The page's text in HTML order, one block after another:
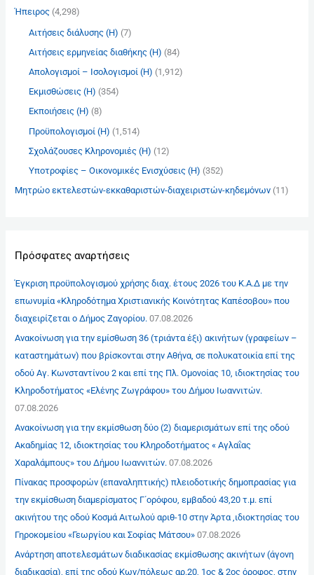
Ήπειρος(4,298)
Αιτήσεις διάλυσης (Η) (7)
Αιτήσεις ερμηνείας διαθήκης (Η) (84)
Απολογισμοί – Ισολογισμοί (Η) (1,912)
Εκμισθώσεις (Η) (354)
Εκποιήσεις (Η) (8)
Προϋπολογισμοί (Η) (1,514)
Σχολάζουσες Κληρονομιές (Η) (12)
Υποτροφίες – Οικονομικές Ενισχύσεις (Η) (352)
Μητρώο εκτελεστών-εκκαθαριστών-διαχειριστών-κηδεμόνων(11)
Πρόσφατες αναρτήσεις
Έγκριση προϋπολογισμού χρήσης διαχ. έτους 2026 του Κ.Α.Δ με την
επωνυμία «Κληροδότημα Χριστιανικής Κοινότητας Καπέσοβου» που
διαχειρίζεται ο Δήμος Ζαγορίου. 07.08.2026
Ανακοίνωση για την εμίσθωση 36 (τριάντα έξι) ακινήτων (γραφείων –
καταστημάτων) που βρίσκονται στην Αθήνα, σε πολυκατοικία επί της
οδού Αγ. Κωνσταντίνου 2 και επί της Πλ. Ομονοίας 10, ιδιοκτησίας του
Κληροδοτήματος «Ελένης Ζωγράφου» του Δήμου Ιωαννιτών.
07.08.2026
Ανακοίνωση για την εκμίσθωση δύο (2) διαμερισμάτων επί της οδού
Ακαδημίας 12, ιδιοκτησίας του Κληροδοτήματος « Αγλαΐας
Χαραλάμπους» του Δήμου Ιωαννιτών. 07.08.2026
Πίνακας προσφορών (επαναληπτικής) πλειοδοτικής δημοπρασίας για
την εκμίσθωση διαμερίσματος Γ΄ορόφου, εμβαδού 43,20 τ.μ. επί
ακινήτου της οδού Κοσμά Αιτωλού αριθ-10 στην Άρτα ,ιδιοκτησίας του
Γηροκομείου «Γεωργίου και Σοφίας Μάτσου» 07.08.2026
Ανάρτηση αποτελεσμάτων διαδικασίας εκμίσθωσης ακινήτων (άγονη
διαδικασία), επί της οδού Κων/πόλεως αρ.20, 1ος & 2ος όροφος, στην